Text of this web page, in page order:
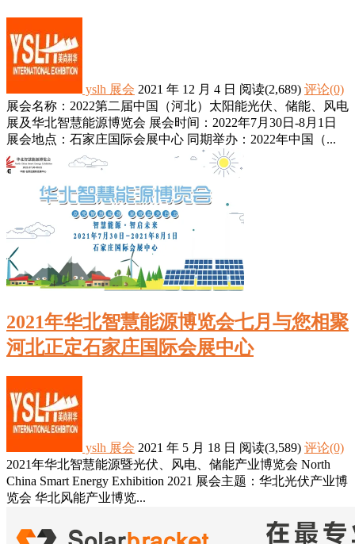
yslh 展会 2021 年 12 月 4 日 阅读(2,689) 评论(0)
展会名称：2022第二届中国（河北）太阳能光伏、储能、风电
展及华北智慧能源博览会 展会时间：2022年7月30日-8月1日
展会地点：石家庄国际会展中心 同期举办：2022年中国（...
2021年华北智慧能源博览会七月与您相聚
河北正定石家庄国际会展中心
yslh 展会 2021 年 5 月 18 日 阅读(3,589) 评论(0)
2021年华北智慧能源暨光伏、风电、储能产业博览会 North
China Smart Energy Exhibition 2021 展会主题：华北光伏产业博
览会 华北风能产业博览...